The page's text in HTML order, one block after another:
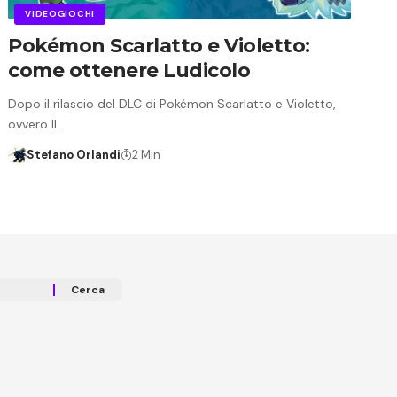
VIDEOGIOCHI
Pokémon Scarlatto e Violetto:
come ottenere Ludicolo
Dopo il rilascio del DLC di Pokémon Scarlatto e Violetto,
ovvero Il…
Stefano Orlandi 2 Min